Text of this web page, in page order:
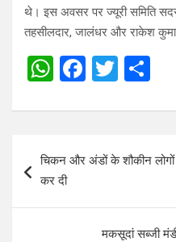
थे। इस अवसर पर ज्यूरी समिति
तहसीलदार, जालंधर और राकेश
W
at
A
F
ce
b
o
T
tt
er
ar
e
navigation
चिकन और अंडों के शौकीन
कर दी
मकसूदां सब्जी